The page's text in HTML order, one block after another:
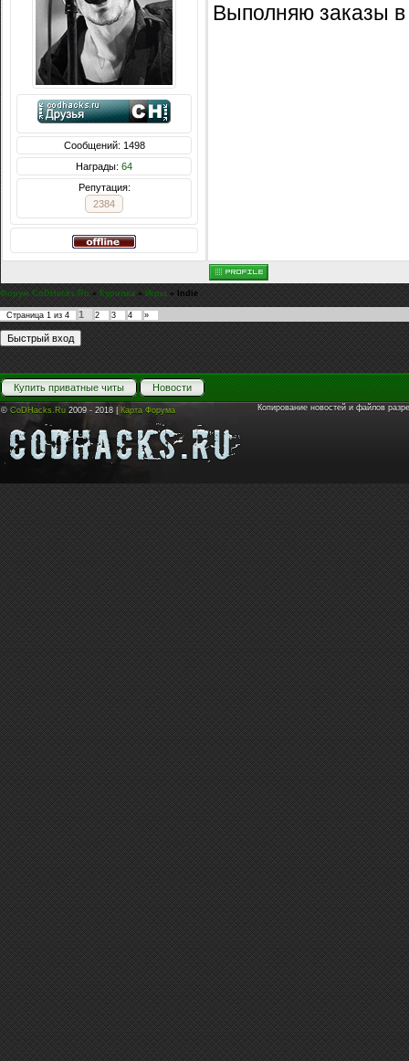
Сообщений: 1498
Награды: 64
Репутация:
2384
Выполняю заказы
Форум CoDHacks.Ru » Курилка » Игры » Indie
Страница 1 из 4 1 2 3 4 »
Купить приватные читы Новости
© CoDHacks.Ru 2009 - 2018 | Карта Форума Копирование новостей и файлов